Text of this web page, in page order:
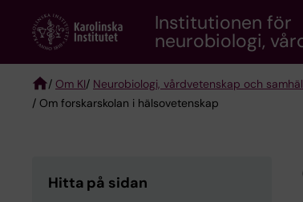
content
Institutionen för
neurobiologi,
Breadcrumb
/ Om KI/ Neurobiologi, vårdvetenskap och
/ Om forskarskolan i hälsovetenskap
Hitta på sidan